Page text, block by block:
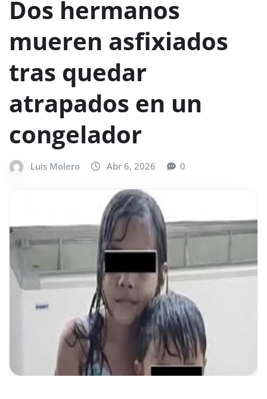
Dos hermanos
mueren asfixiados
tras quedar
atrapados en un
congelador
Luis Molero Abr 6, 2026 0